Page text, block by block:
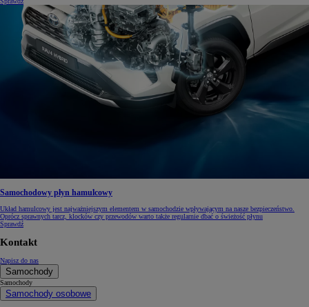
Samochodowy płyn hamulcowy
Układ hamulcowy jest najważniejszym elementem w samochodzie wpływającym na nasze bezpieczeństwo.
Oprócz sprawnych tarcz, klocków czy przewodów warto także regularnie dbać o świeżość płynu
Sprawdź
Kontakt
Napisz do nas
Samochody
Samochody
Samochody osobowe